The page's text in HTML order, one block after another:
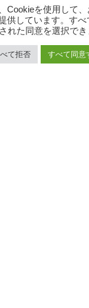
報 |
会社概
Cookieを使用して
供しています。すべ
れた同意を選択でき
て拒否 すべて同意